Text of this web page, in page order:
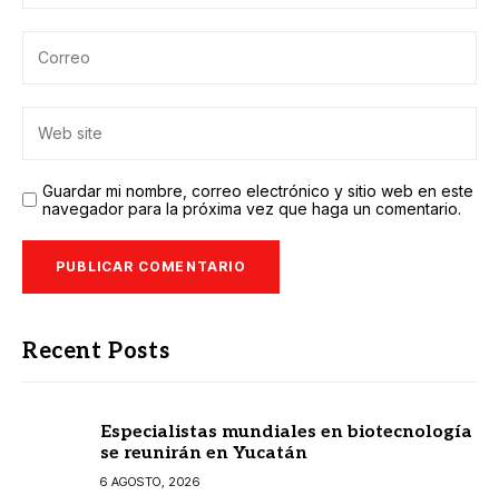
Guardar mi nombre, correo electrónico y sitio web en este
navegador para la próxima vez que haga un comentario.
Recent Posts
Especialistas mundiales en biotecnología
se reunirán en Yucatán
6 AGOSTO, 2026